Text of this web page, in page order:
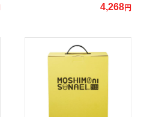
4,268円